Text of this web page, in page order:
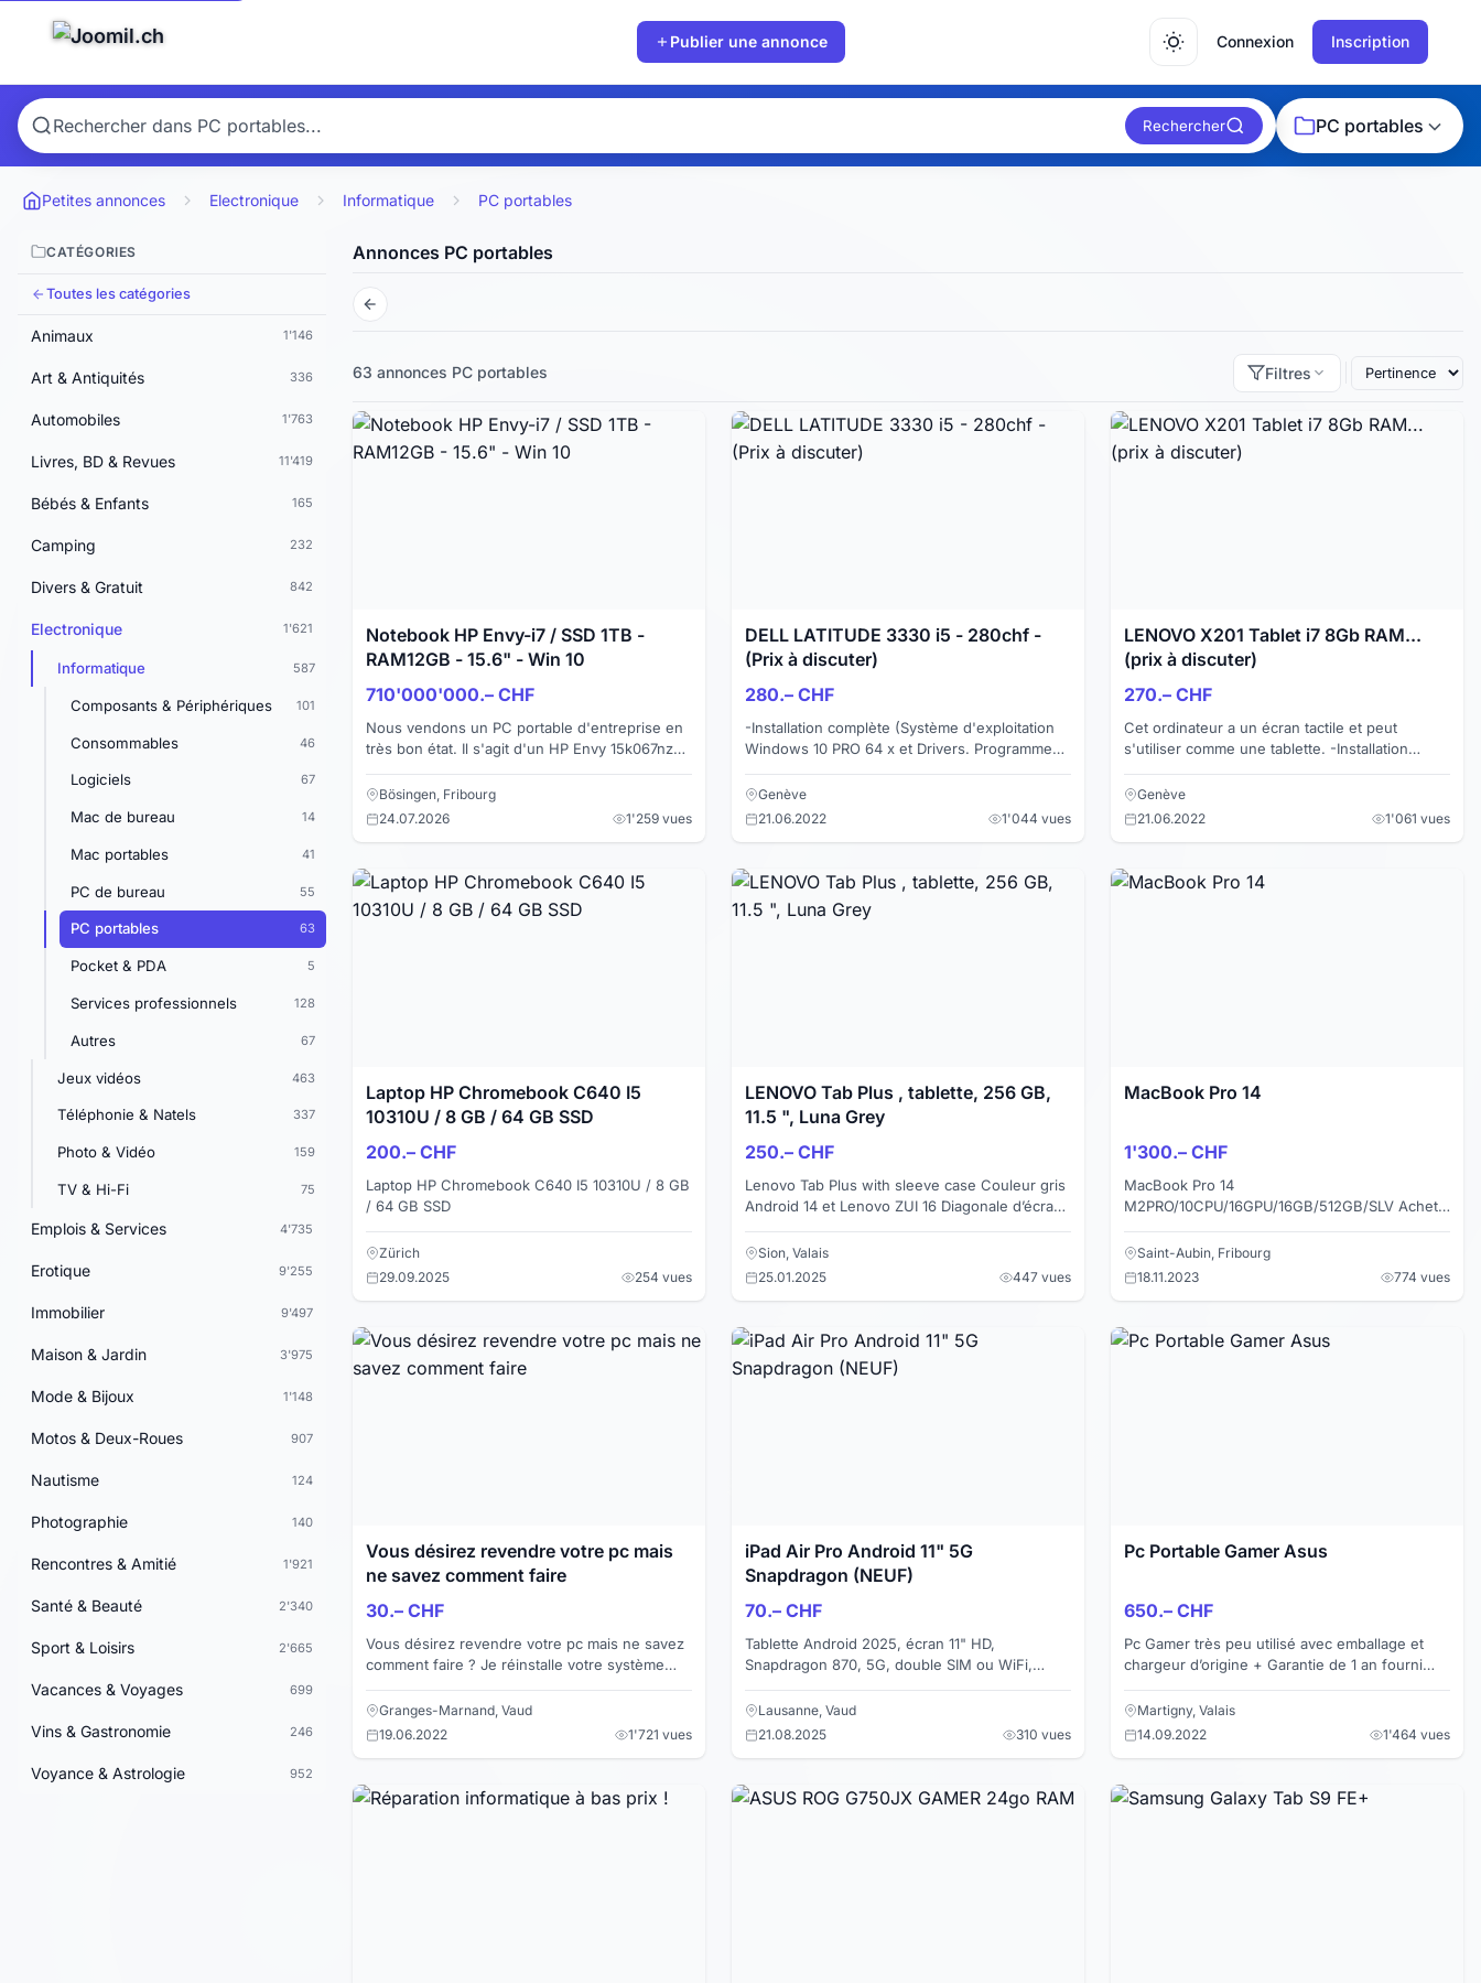
Publier une annonce Connexion Inscription
Rechercher PC portables
Petites annonces Electronique Informatique PC portables
CATÉGORIES
Toutes les catégories
Animaux 1'146
Art & Antiquités 336
Automobiles 1'763
Livres, BD & Revues 11'419
Bébés & Enfants 165
Camping 232
Divers & Gratuit 842
Electronique 1'621
Informatique 587
Composants & Périphériques 101
Consommables 46
Logiciels 67
Mac de bureau 14
Mac portables 41
PC de bureau 55
PC portables 63
Pocket & PDA 5
Services professionnels 128
Autres 67
Jeux vidéos 463
Téléphonie & Natels 337
Photo & Vidéo 159
TV & Hi-Fi 75
Emplois & Services 4'735
Erotique 9'255
Immobilier 9'497
Maison & Jardin 3'975
Mode & Bijoux 1'148
Motos & Deux-Roues 907
Nautisme 124
Photographie 140
Rencontres & Amitié 1'921
Santé & Beauté 2'340
Sport & Loisirs 2'665
Vacances & Voyages 699
Vins & Gastronomie 246
Voyance & Astrologie 952
Annonces PC portables
63 annonces PC portables Filtres
Notebook HP Envy-i7 / SSD 1TB -
RAM12GB - 15.6" - Win 10
710'000'000.– CHF
Nous vendons un PC portable d'entreprise en
très bon état. Il s'agit d'un HP Envy 15k067nz
Intel Core i...
Bösingen, Fribourg
24.07.2026
1'259 vues
DELL LATITUDE 3330 i5 - 280chf -
(Prix à discuter)
280.– CHF
-Installation complète (Système d'exploitation
Windows 10 PRO 64 x et Drivers. Programmes
Défragmantateur ...
Genève
21.06.2022
1'044 vues
LENOVO X201 Tablet i7 8Gb RAM...
(prix à discuter)
270.– CHF
Cet ordinateur a un écran tactile et peut
s'utiliser comme une tablette. -Installation
PRO 64 x et Driv...
Genève
21.06.2022
1'061 vues
Laptop HP Chromebook C640 I5
10310U / 8 GB / 64 GB SSD
200.– CHF
Laptop HP Chromebook C640 I5 10310U / 8 GB
/ 64 GB SSD
Zürich
29.09.2025
254 vues
LENOVO Tab Plus , tablette, 256 GB,
11.5 ", Luna Grey
250.– CHF
Lenovo Tab Plus with sleeve case Couleur gris
Android 14 et Lenovo ZUI 16 Diagonale d’écran
2000 x 1200...
Sion, Valais
25.01.2025
447 vues
MacBook Pro 14
1'300.– CHF
MacBook Pro 14
M2PRO/10CPU/16GPU/16GB/512GB/SLV Acheté
souci. Vendu avec souris, chargeur ainsi qu...
Saint-Aubin, Fribourg
18.11.2023
774 vues
Vous désirez revendre votre pc mais
ne savez comment faire
30.– CHF
Vous désirez revendre votre pc mais ne savez
comment faire ? Je réinstalle votre système
prépare une conf...
Granges-Marnand, Vaud
19.06.2022
1'721 vues
iPad Air Pro Android 11" 5G
Snapdragon (NEUF)
70.– CHF
Tablette Android 2025, écran 11" HD,
Snapdragon 870, 5G, double SIM ou WiFi,
gratuite ! Une affaire en or ! ...
Lausanne, Vaud
21.08.2025
310 vues
Pc Portable Gamer Asus
650.– CHF
Pc Gamer très peu utilisé avec emballage et
chargeur d’origine + Garantie de 1 an fourni
core i5 1400...
Martigny, Valais
14.09.2022
1'464 vues